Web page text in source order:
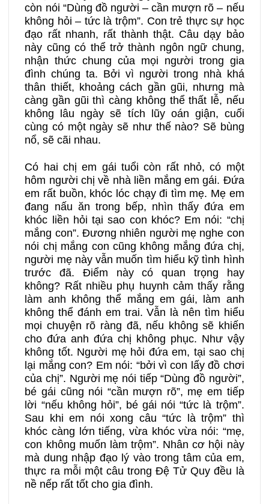
còn nói “Dùng đồ người – cần mượn rõ – nếu
không hỏi – tức là trộm”. Con trẻ thực sự học
đạo rất nhanh, rất thành thật. Câu dạy bảo
này cũng có thể trở thành ngôn ngữ chung,
nhận thức chung của mọi người trong gia
đình chúng ta. Bởi vì người trong nhà khá
thân thiết, khoảng cách gần gũi, nhưng mà
càng gần gũi thì càng không thể thất lễ, nếu
không lâu ngày sẽ tích lũy oán giận, cuối
cùng có một ngày sẽ như thế nào? Sẽ bùng
nổ, sẽ cãi nhau.
Có hai chị em gái tuổi còn rất nhỏ, có một
hôm người chị về nhà liền mắng em gái. Đứa
em rất buồn, khóc lóc chạy đi tìm mẹ. Mẹ em
đang nấu ăn trong bếp, nhìn thấy đứa em
khóc liền hỏi tại sao con khóc? Em nói: “chị
mắng con”. Đương nhiên người mẹ nghe con
nói chị mắng con cũng không mắng đứa chị,
người mẹ này vẫn muốn tìm hiểu kỹ tình hình
trước đã. Điểm này có quan trọng hay
không? Rất nhiều phụ huynh cảm thấy rằng
làm anh không thể mắng em gái, làm anh
không thể đánh em trai. Vẫn là nên tìm hiểu
mọi chuyện rõ ràng đã, nếu không sẽ khiến
cho đứa anh đứa chị không phục. Như vậy
không tốt. Người mẹ hỏi đứa em, tại sao chị
lại mắng con? Em nói: “bởi vì con lấy đồ chơi
của chị”. Người mẹ nói tiếp “Dùng đồ người”,
bé gái cũng nói “cần mượn rõ”, mẹ em tiếp
lời “nếu không hỏi”, bé gái nói “tức là trộm”.
Sau khi em nói xong câu “tức là trộm” thì
khóc càng lớn tiếng, vừa khóc vừa nói: “mẹ,
con không muốn làm trộm”. Nhân cơ hội này
mà dung nhập đạo lý vào trong tâm của em,
thực ra mỗi một câu trong Đệ Tử Quy đều là
nề nếp rất tốt cho gia đình.